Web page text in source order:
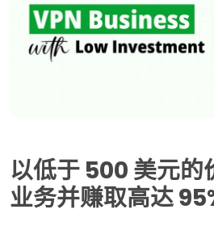
准备 VPN 的要求
制定品牌战略和核心 USP
通过不同渠道营销产品
符合当地和国际法律
以低于 500 美元的
业务并赚取高达